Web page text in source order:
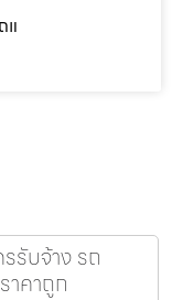
แ
รับจ้าง รถ
าคาถูก